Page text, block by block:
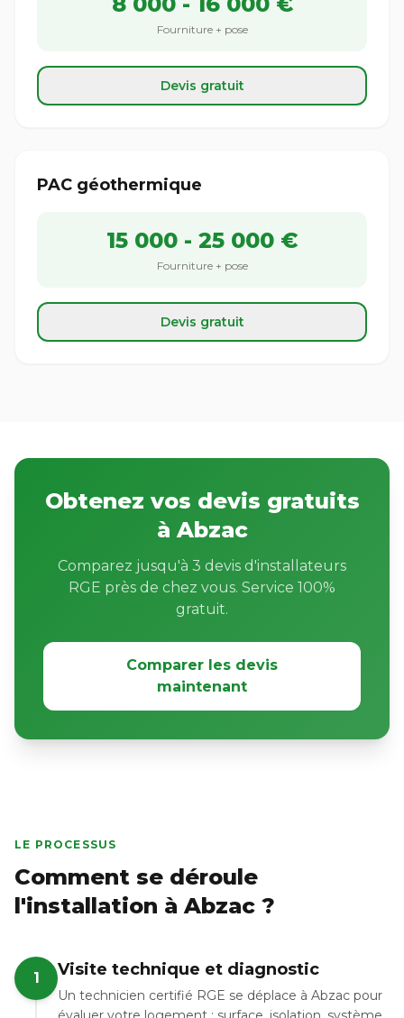
Fourniture + pose
Devis gratuit
PAC géothermique
15 000 - 25 000 €
Fourniture + pose
Devis gratuit
Obtenez vos devis gratuits
à Abzac
Comparez jusqu'à 3 devis d'installateurs
RGE près de chez vous. Service 100%
gratuit.
Comparer les devis
maintenant
LE PROCESSUS
Comment se déroule
l'installation à Abzac ?
1 Visite technique et diagnostic
Un technicien certifié RGE se déplace à Abzac pour